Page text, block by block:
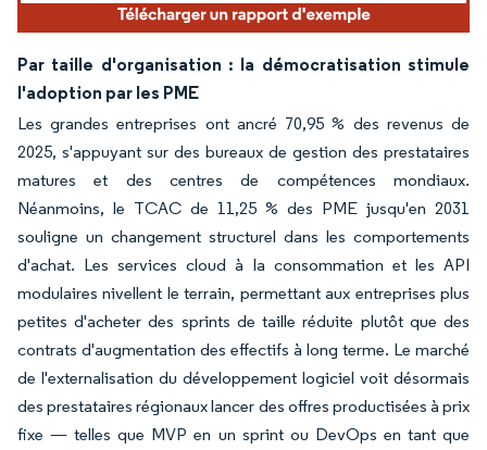
Par taille d'organisation : la démocratisation stimule
l'adoption par les PME
Les grandes entreprises ont ancré 70,95 % des revenus de
2025, s'appuyant sur des bureaux de gestion des prestataires
matures et des centres de compétences mondiaux.
Néanmoins, le TCAC de 11,25 % des PME jusqu'en 2031
souligne un changement structurel dans les comportements
d'achat. Les services cloud à la consommation et les API
modulaires nivellent le terrain, permettant aux entreprises plus
petites d'acheter des sprints de taille réduite plutôt que des
contrats d'augmentation des effectifs à long terme. Le marché
de l'externalisation du développement logiciel voit désormais
des prestataires régionaux lancer des offres productisées à prix
fixe — telles que MVP en un sprint ou DevOps en tant que